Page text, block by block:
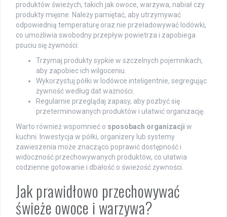
produktów świeżych, takich jak owoce, warzywa, nabiał czy
produkty mięsne. Należy pamiętać, aby utrzymywać
odpowiednią temperaturę oraz nie przeładowywać lodówki,
co umożliwia swobodny przepływ powietrza i zapobiega
psuciu się żywności.
Trzymaj produkty sypkie w szczelnych pojemnikach,
aby zapobiec ich wilgoceniu.
Wykorzystuj półki w lodówce inteligentnie, segregując
żywność według dat ważności.
Regularnie przeglądaj zapasy, aby pozbyć się
przeterminowanych produktów i ułatwić organizację.
Warto również wspomnieć o sposobach organizacji w
kuchni. Inwestycja w półki, organizery lub systemy
zawieszenia może znacząco poprawić dostępność i
widoczność przechowywanych produktów, co ułatwia
codzienne gotowanie i dbałość o świeżość żywności.
Jak prawidłowo przechowywać
świeże owoce i warzywa?